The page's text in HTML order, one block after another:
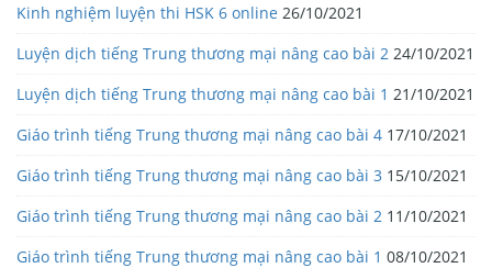
Kinh nghiệm luyện thi HSK 6 online 26/10/2021
Luyện dịch tiếng Trung thương mại nâng cao bài 2 24/10/2021
Luyện dịch tiếng Trung thương mại nâng cao bài 1 21/10/2021
Giáo trình tiếng Trung thương mại nâng cao bài 4 17/10/2021
Giáo trình tiếng Trung thương mại nâng cao bài 3 15/10/2021
Giáo trình tiếng Trung thương mại nâng cao bài 2 11/10/2021
Giáo trình tiếng Trung thương mại nâng cao bài 1 08/10/2021